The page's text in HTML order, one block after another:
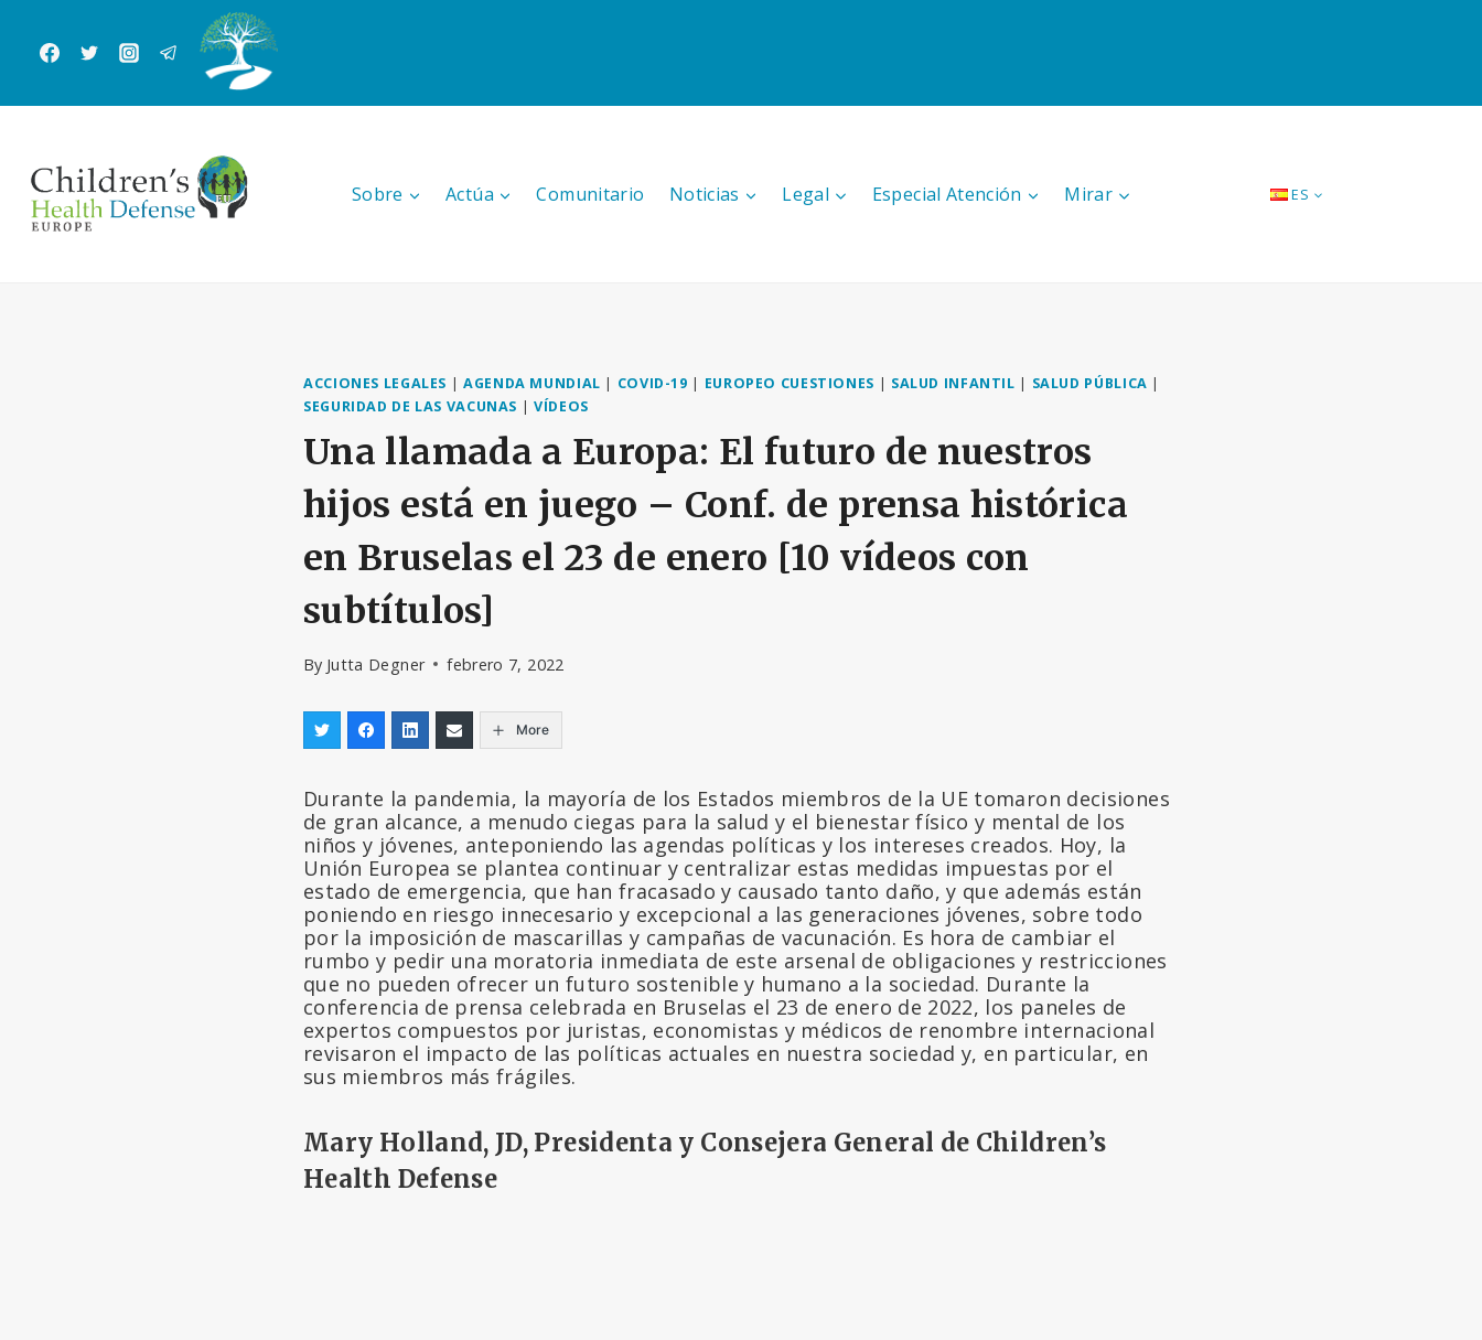
Contenido
Sobre Actúa Comunitario Noticias Legal Especial Atención Mirar ES
ACCIONES LEGALES | AGENDA MUNDIAL | COVID-19 | EUROPEO CUESTIONES | SALUD INFANTIL | SALUD PÚBLICA |
SEGURIDAD DE LAS VACUNAS |VÍDEOS
Una llamada a Europa: El futuro de nuestros
hijos está en juego – Conf. de prensa histórica
en Bruselas el 23 de enero [10 vídeos con
subtítulos]
By Jutta Degner febrero 7, 2022
More
Durante la pandemia, la mayoría de los Estados miembros de la UE tomaron decisiones
de gran alcance, a menudo ciegas para la salud y el bienestar físico y mental de los
niños y jóvenes, anteponiendo las agendas políticas y los intereses creados. Hoy, la
Unión Europea se plantea continuar y centralizar estas medidas impuestas por el
estado de emergencia, que han fracasado y causado tanto daño, y que además están
poniendo en riesgo innecesario y excepcional a las generaciones jóvenes, sobre todo
por la imposición de mascarillas y campañas de vacunación. Es hora de cambiar el
rumbo y pedir una moratoria inmediata de este arsenal de obligaciones y restricciones
que no pueden ofrecer un futuro sostenible y humano a la sociedad. Durante la
conferencia de prensa celebrada en Bruselas el 23 de enero de 2022, los paneles de
expertos compuestos por juristas, economistas y médicos de renombre internacional
revisaron el impacto de las políticas actuales en nuestra sociedad y, en particular, en
sus miembros más frágiles.
Mary Holland, JD, Presidenta y Consejera General de Children’s
Health Defense